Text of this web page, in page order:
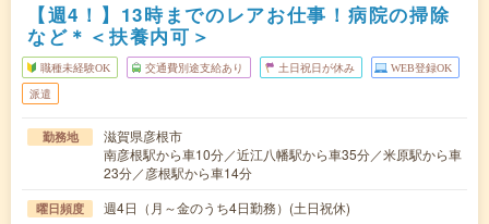
【週4！】13時までのレアお仕事！病院の掃除
など＊＜扶養内可＞
職種未経験OK 交通費別途支給あり 土日祝日が休み WEB登録OK
派遣
勤務地
滋賀県彦根市
南彦根駅から車10分／近江八幡駅から車35分／米原駅から車
23分／彦根駅から車14分
曜日頻度 週4日（月～金のうち4日勤務）(土日祝休)